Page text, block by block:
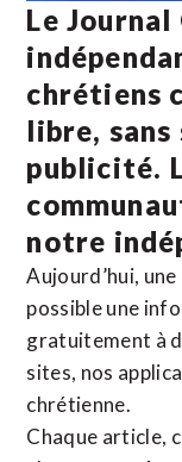
Le
chrétiens
libre, sans
publicité.
notre
Aujourd’hui,
possible une
gratuitement à
sites, nos
chrétienne.
Chaque article,